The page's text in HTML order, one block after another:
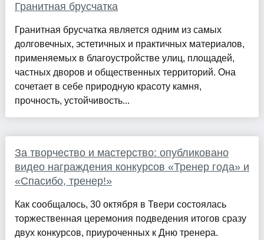
Гранитная брусчатка
Гранитная брусчатка является одним из самых
долговечных, эстетичных и практичных материалов,
применяемых в благоустройстве улиц, площадей,
частных дворов и общественных территорий. Она
сочетает в себе природную красоту камня,
прочность, устойчивость...
За творчество и мастерство: опубликовано
видео награждения конкурсов «Тренер года» и
«Спасибо, тренер!»
Как сообщалось, 30 октября в Твери состоялась
торжественная церемония подведения итогов сразу
двух конкурсов, приуроченных к Дню тренера.